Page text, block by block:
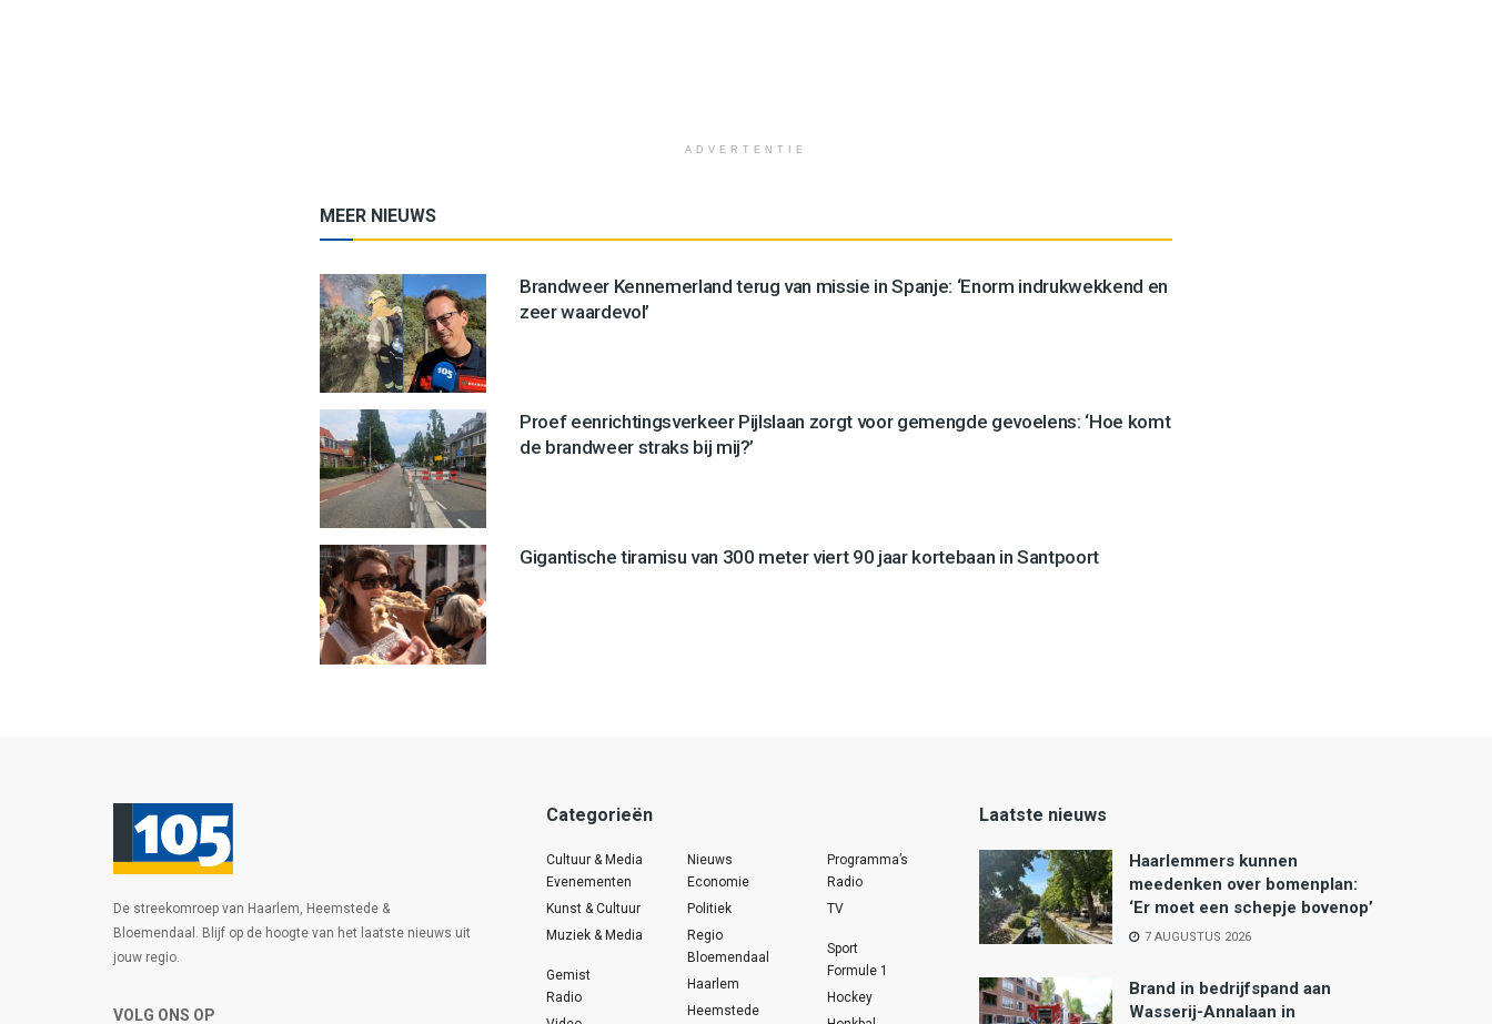
ADVERTENTIE
MEER NIEUWS
Brandweer Kennemerland terug van missie in Spanje: ‘Enorm indrukwekkend en
zeer waardevol’
Proef eenrichtingsverkeer Pijlslaan zorgt voor gemengde gevoelens: ‘Hoe komt
de brandweer straks bij mij?’
Gigantische tiramisu van 300 meter viert 90 jaar kortebaan in Santpoort
De streekomroep van Haarlem, Heemstede &
Bloemendaal. Blijf op de hoogte van het laatste nieuws uit
jouw regio.
VOLG ONS OP
Categorieën
Cultuur & Media
Evenementen
Kunst & Cultuur
Muziek & Media
Gemist
Radio
Nieuws
Economie
Politiek
Regio
Bloemendaal
Haarlem
Heemstede
Programma’s
Radio
TV
Sport
Formule 1
Hockey
Laatste nieuws
Haarlemmers kunnen
meedenken over bomenplan:
‘Er moet een schepje bovenop’
7 AUGUSTUS 2026
Brand in bedrijfspand aan
Wasserij-Annalaan in